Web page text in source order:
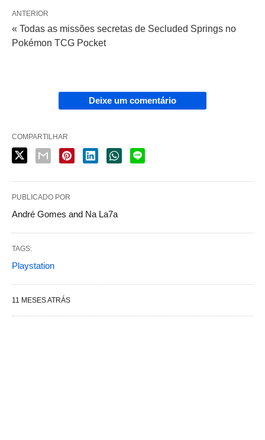
ANTERIOR
« Todas as missões secretas de Secluded Springs no
Pokémon TCG Pocket
Deixe um comentário
COMPARTILHAR
PUBLICADO POR
André Gomes and Na La7a
TAGS:
Playstation
11 MESES ATRÁS